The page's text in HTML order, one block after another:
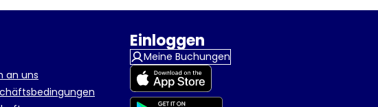
an uns
Einloggen
Meine Buchungen